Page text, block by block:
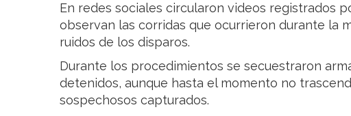
En redes sociales circularon videos registrados
observan las corridas que ocurrieron durante la
ruidos de los disparos.
Durante los procedimientos se secuestraron
detenidos, aunque hasta el momento no
sospechosos capturados.